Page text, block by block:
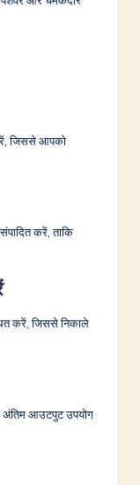
जिससे आपको
करें, ताकि
करें, जिससे निकाले
अंतिम आउटपुट उपयोग